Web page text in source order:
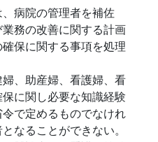
病院の管理者を補佐
務の改善に関する計画
保に関する事項を処理
、助産婦、看護婦、看
に関し必要な知識経験
で定めるものでなけれ
なることができない。